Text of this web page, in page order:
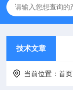
技术文章
当前位置：首页